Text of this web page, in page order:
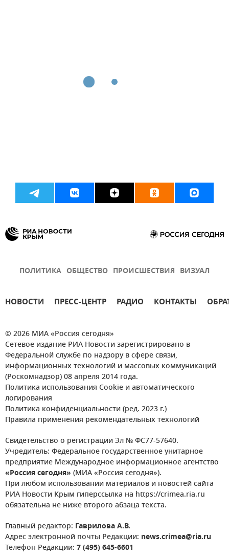
ПОЛИТИКА ОБЩЕСТВО ПРОИСШЕСТВИЯ ВИЗУАЛ
НОВОСТИ ПРЕСС-ЦЕНТР РАДИО КОНТАКТЫ
© 2026 МИА «Россия сегодня»
Сетевое издание РИА Новости зарегистрировано в
Федеральной службе по надзору в сфере связи,
информационных технологий и массовых коммуникаций
(Роскомнадзор) 08 апреля 2014 года.
Политика использования Cookie и автоматического
логирования
Политика конфиденциальности (ред. 2023 г.)
Правила применения рекомендательных технологий
Свидетельство о регистрации Эл № ФС77-57640.
Учредитель: Федеральное государственное унитарное
предприятие Международное информационное агентство
«Россия сегодня» (МИА «Россия сегодня»).
При любом использовании материалов и новостей сайта
РИА Новости Крым гиперссылка на https://crimea.ria.ru
обязательна не ниже второго абзаца текста.
Главный редактор: Гаврилова А.В.
Адрес электронной почты Редакции: news.crimea@ria.ru
Телефон Редакции: 7 (495) 645-6601